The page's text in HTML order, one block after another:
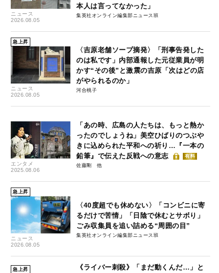
ニュース
2026.08.05
本人は言ってなかった」
集英社オンライン編集部ニュース班
急上昇
ニュース
2026.08.05
〈吉原老舗ソープ摘発〉「刑事告発した
のは私です」内部通報した元従業員が明
かす“その後”と激震の吉原「次はどの店
がやられるのか」
河合桃子
エンタメ
2025.08.06
「あの時、広島の人たちは、もっと熱か
ったのでしょうね」美空ひばりのつぶや
きに込められた平和への祈り…『一本の
鉛筆』で伝えた反戦への意志
有料
佐藤剛
急上昇
ニュース
2026.08.05
〈40度超でも休めない〉「コンビニに寄
るだけで苦情」「日陰で休むとサボり」
ごみ収集員を追い詰める“周囲の目”
集英社オンライン編集部ニュース班
急上昇
《ライバー刺殺》「まだ動くんだ…」と